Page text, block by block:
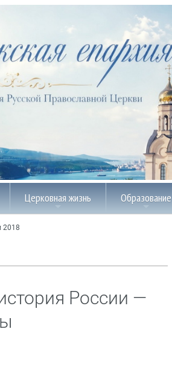
Церковная жизнь Образование
2018
России —